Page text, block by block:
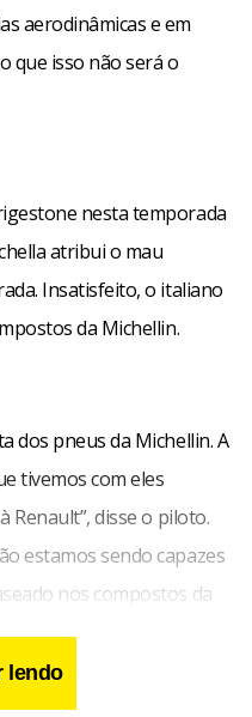
aerodinâmicas e em
que isso não será o
nesta temporada
atribui o mau
Insatisfeito, o italiano
da Michellin.
dos pneus da Michellin. A
tivemos com eles
Renault”, disse o piloto.
estamos sendo capazes
nos compostos da
e a McLaren não
completou.
lendo